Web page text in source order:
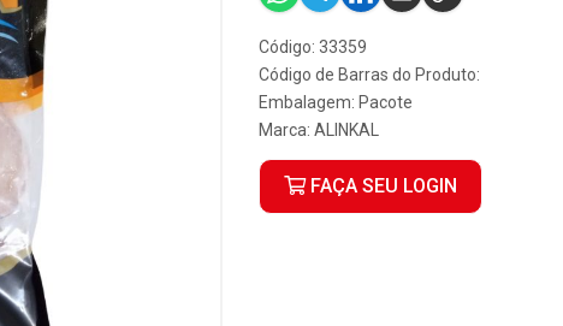
Código: 33359
Código de Barras do Produto:
Embalagem: Pacote
Marca: ALINKAL
FAÇA SEU LOGIN